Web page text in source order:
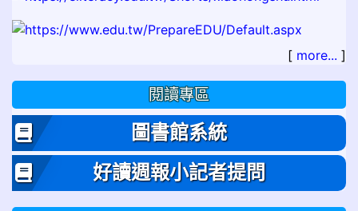
[ more... ]
閱讀專區
圖書館系統
好讀週報小記者提問